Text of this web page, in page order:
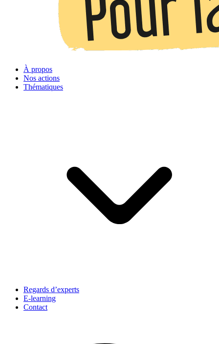
À propos
Nos actions
Thématiques
Regards d’experts
E-learning
Contact